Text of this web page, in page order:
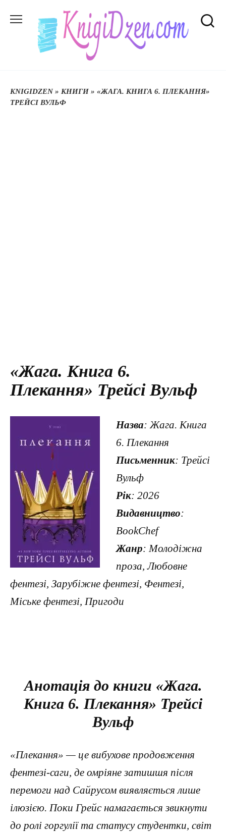
до
KNIGIDZEN» КНИГИ » «ЖАГА. КНИГА 6. ПЛЕКАННЯ»
ТРЕЙСІ ВУЛЬФ
«Жага. Книга 6.
Плекання» Трейсі Вульф
Назва: Жага. Книга
6. Плекання
Письменник: Трейсі
Вульф
Рік: 2026
Видавництво:
BookChef
Жанр: Молодіжна
проза, Любовне
фентезі, Зарубіжне фентезі, Фентезі,
Міське фентезі, Пригоди
Анотація до книги «Жага.
Книга 6. Плекання» Трейсі
Вульф
«Плекання» — це вибухове продовження
фентезі-саги, де омріяне затишшя після
перемоги над Сайрусом виявляється лише
ілюзією. Поки Грейс намагається звикнути
до ролі горгулії та статусу студентки, світ